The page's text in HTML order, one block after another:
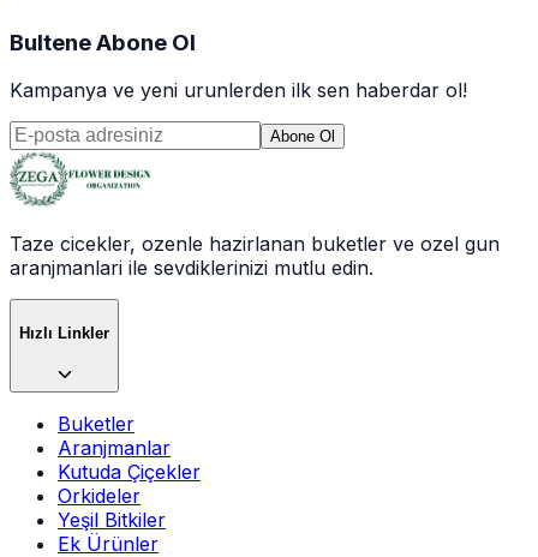
Bultene Abone Ol
Kampanya ve yeni urunlerden ilk sen haberdar ol!
Abone Ol
Taze cicekler, ozenle hazirlanan buketler ve ozel gun
aranjmanlari ile sevdiklerinizi mutlu edin.
Hızlı Linkler
Buketler
Aranjmanlar
Kutuda Çiçekler
Orkideler
Yeşil Bitkiler
Ek Ürünler